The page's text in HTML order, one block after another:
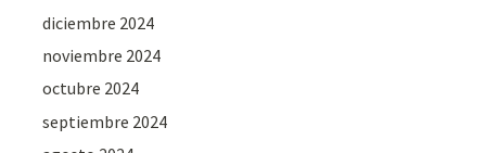
diciembre 2024
noviembre 2024
octubre 2024
septiembre 2024